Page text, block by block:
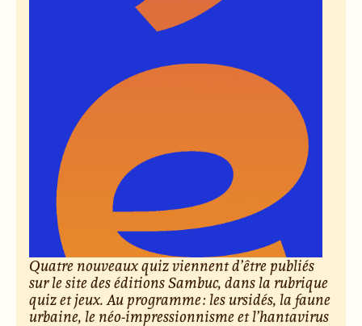
Quatre nouveaux quiz viennent d’être publiés
sur le site des éditions Sambuc, dans la rubrique
quiz et jeux. Au programme : les ursidés, la faune
urbaine, le néo-impressionnisme et l’hantavirus